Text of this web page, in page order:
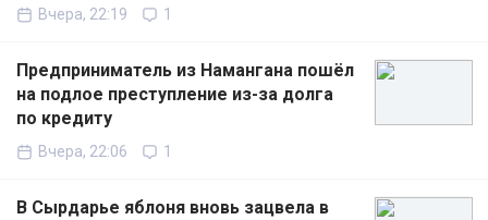
Вчера, 22:19 1
Предприниматель из Намангана пошёл
на подлое преступление из-за долга
по кредиту
Вчера, 22:06 1
В Сырдарье яблоня вновь зацвела в